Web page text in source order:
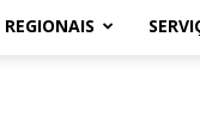
REGIONAIS